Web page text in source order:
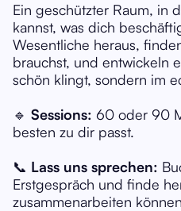
Ein geschützter Raum, in
kannst, was dich
Wesentliche heraus,
brauchst, und entwickeln
schön klingt, sondern im
🔹 Sessions: 60 oder 90
besten zu dir passt.
📞 Lass uns sprechen:
Erstgespräch und finde
zusammenarbeiten